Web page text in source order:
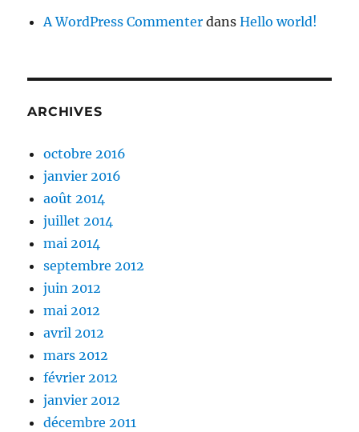
A WordPress Commenter dansHello world!
ARCHIVES
octobre 2016
janvier 2016
août 2014
juillet 2014
mai 2014
septembre 2012
juin 2012
mai 2012
avril 2012
mars 2012
février 2012
janvier 2012
décembre 2011